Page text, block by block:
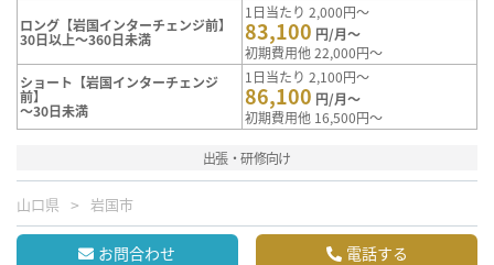
ロング【岩国インターチェンジ前】
30日以上～360日未満
1日当たり 2,000円～
83,100 円/月～
初期費用他 22,000円～
ショート【岩国インターチェンジ
前】
～30日未満
1日当たり 2,100円～
86,100 円/月～
初期費用他 16,500円～
出張・研修向け
山口県 岩国市
お問合わせ 電話する